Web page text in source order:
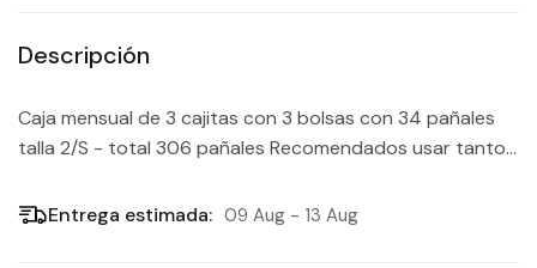
Descripción
Caja mensual de 3 cajitas con 3 bolsas con 34 pañales
talla 2/S - total 306 pañales Recomendados usar tanto...
Entrega estimada: 09 Aug - 13 Aug